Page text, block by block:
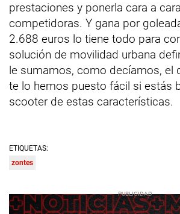
prestaciones y ponerla cara a
competidoras. Y gana por
2.688 euros lo tiene todo para
solución de movilidad urbana
le sumamos, como decíamos, el
te lo hemos puesto fácil si estás
scooter de estas características.
ETIQUETAS:
zontes